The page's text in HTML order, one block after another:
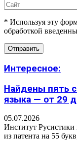
* Используя эту
обработкой
Интересное:
Найдены пять
языка — от 29
05.07.2026
Институт
из патента на 55